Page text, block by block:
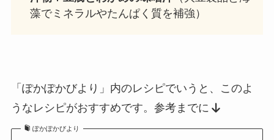
藻でミネラルやたんぱく質を補強）
「ぽかぽかびより」内のレシピでいうと、このよ
うなレシピがおすすめです。参考までに
ぽかぽかびより